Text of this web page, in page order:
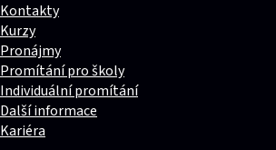
Kontakty
Kurzy
Pronájmy
Promítání pro školy
Individuální promítání
Další informace
Kariéra